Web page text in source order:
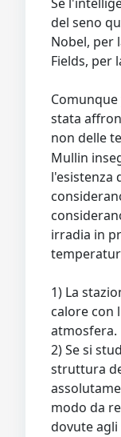
del seno
Nobel, per
Fields, per
stata
non delle
Mullin
l'esistenza
irradia in
1) La
calore con
atmosfera.
2) Se si
struttura
modo da
dovute